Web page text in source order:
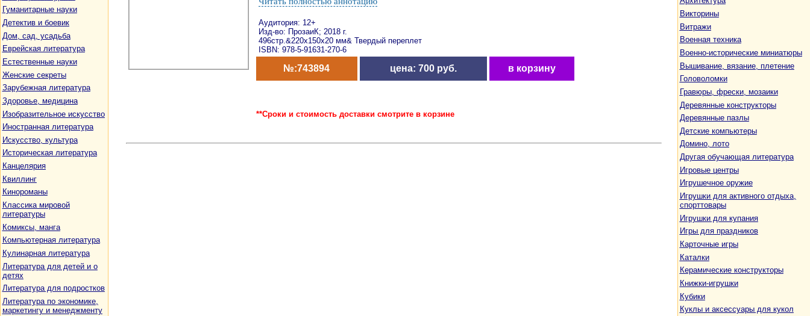
Гуманитарные науки
Детектив и боевик
Дом, сад, усадьба
Еврейская литература
Естественные науки
Женские секреты
Зарубежная литература
Здоровье, медицина
Изобразительное искусство
Иностранная литература
Искусство, культура
Историческая литература
Канцелярия
Квиллинг
Кинороманы
Классика мировой
литературы
Комиксы, манга
Компьютерная литература
Кулинарная литература
Литература для детей и о
детях
Литература для подростков
Литература по экономике,
маркетингу и менеджменту
Аудитория: 12+
Изд-во: ПрозаиК; 2018 г.
496стр.&220x150x20 мм& Твердый переплет
ISBN: 978-5-91631-270-6
№:743894 цена: 700 руб. в корзину
**Сроки и стоимость доставки смотрите в корзине
Викторины
Витражи
Военная техника
Военно-исторические миниатюры
Вышивание, вязание, плетение
Головоломки
Гравюры, фрески, мозаики
Деревянные конструкторы
Деревянные пазлы
Детские компьютеры
Домино, лото
Другая обучающая литература
Игровые центры
Игрушечное оружие
Игрушки для активного отдыха,
спорттовары
Игрушки для купания
Игры для праздников
Карточные игры
Каталки
Керамические конструкторы
Книжки-игрушки
Кубики
Куклы и аксессуары для кукол